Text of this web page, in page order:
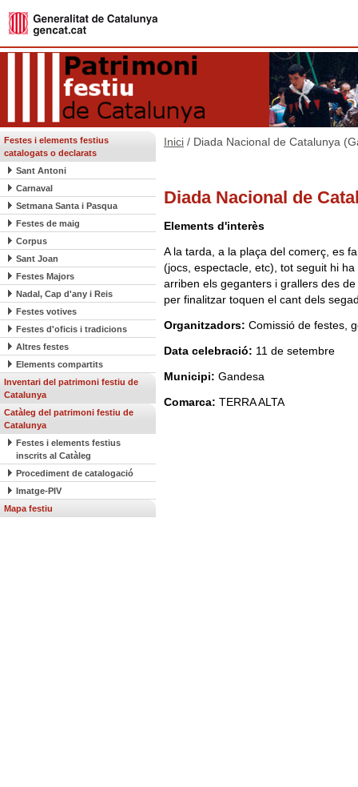
Festes i elements festius
catalogats o declarats
Sant Antoni
Carnaval
Setmana Santa i Pasqua
Festes de maig
Corpus
Sant Joan
Festes Majors
Nadal, Cap d'any i Reis
Festes votives
Festes d'oficis i tradicions
Altres festes
Elements compartits
Inventari del patrimoni festiu de
Catalunya
Catàleg del patrimoni festiu de
Catalunya
Festes i elements festius
inscrits al Catàleg
Procediment de catalogació
Imatge-PIV
Mapa festiu
Inici / Diada Nacional de Catalunya
Diada Nacional de
Elements d'interès
A la tarda, a la plaça del comerç, es
(jocs, espectacle, etc), tot seguit hi
arriben els geganters i grallers des
per finalitzar toquen el cant dels
Organitzadors: Comissió de festes,
Data celebració: 11 de setembre
Municipi: Gandesa
Comarca: TERRA ALTA